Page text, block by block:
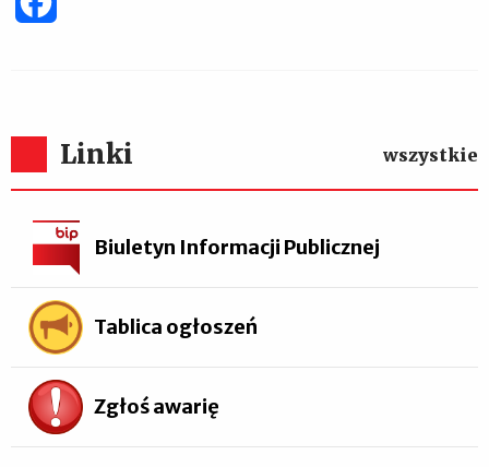
Linki wszystkie
Biuletyn Informacji Publicznej
Tablica ogłoszeń
Zgłoś awarię